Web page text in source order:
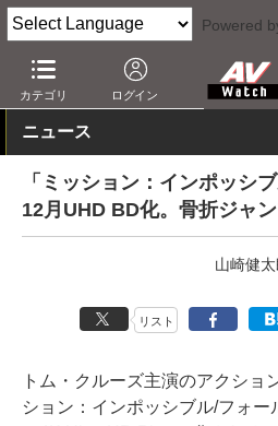
Powered
カテゴリ ログイン
AV Watch コンテンツ・サービス
ニュース
「ミッション：インポッシ
12月UHD BD化。骨折ジャ
山崎健太
リスト
トム・クルーズ主演のアクショ
ション：インポッシブル/フォー